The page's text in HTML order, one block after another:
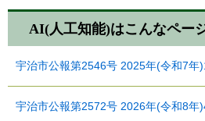
AI(人工知能)はこんなペー
宇治市公報第2546号 2025年(令和7年
宇治市公報第2572号 2026年(令和8年